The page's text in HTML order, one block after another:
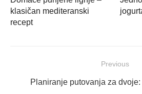
klasičan mediteranski
recept
objava
Previous
Previous
Planiranje putovanja za